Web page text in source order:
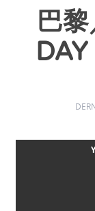
巴